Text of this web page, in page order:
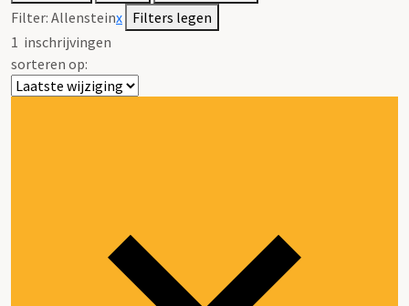
Filter: Allensteinx Filters legen
1 inschrijvingen
sorteren op: